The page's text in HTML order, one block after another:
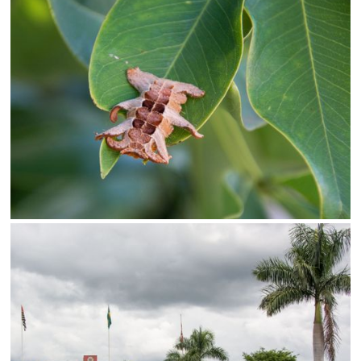
Limite de download
Status